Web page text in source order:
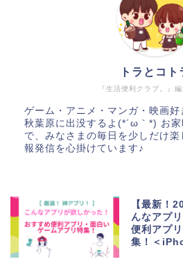
『生活便利クラブ。』
トラとコト
ゲーム・アニメ・マンガ・映画好
秋葉原に出没するよ(*´ω｀*) お家
で、みなさまの毎日を少しだけ
報発信を心掛けています♪
【最新！
んなアプ
便利アプ
集！＜